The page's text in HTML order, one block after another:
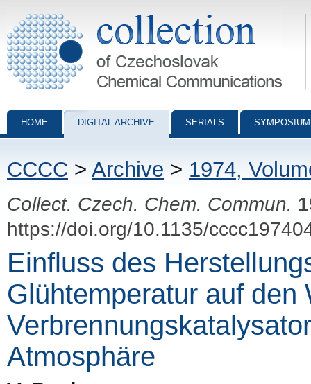
Collection of Czechoslovak Chemical Communications - digital
HOME DIGITAL ARCHIVE SERIALS
CCCC > Archive > 1974,
Collect. Czech. Chem. Commun.
https://doi.org/10.1135/
Einfluss des
Glühtemperatur auf den
Atmosphäre